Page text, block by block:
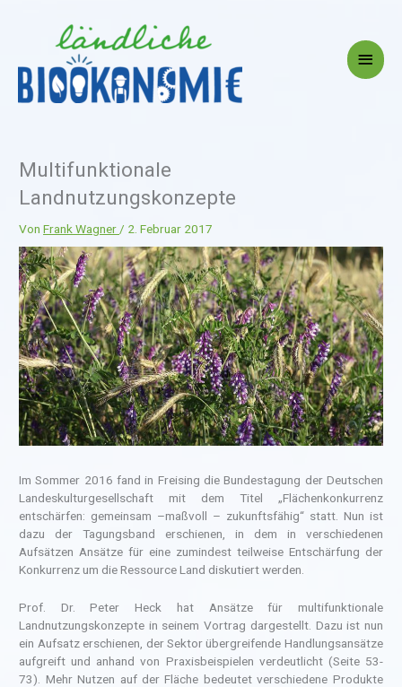
Multifunktionale
Landnutzungskonzepte
VonFrank Wagner/ 2. Februar 2017
Im Sommer 2016 fand in Freising die Bundestagung der Deutschen
Landeskulturgesellschaft mit dem Titel „Flächenkonkurrenz
entschärfen: gemeinsam –maßvoll – zukunftsfähig“ statt. Nun ist
dazu der Tagungsband erschienen, in dem in verschiedenen
Aufsätzen Ansätze für eine zumindest teilweise Entschärfung der
Konkurrenz um die Ressource Land diskutiert werden.
Prof. Dr. Peter Heck hat Ansätze für multifunktionale
Landnutzungskonzepte in seinem Vortrag dargestellt. Dazu ist nun
ein Aufsatz erschienen, der Sektor übergreifende Handlungsansätze
aufgreift und anhand von Praxisbeispielen verdeutlicht (Seite 53-
73). Mehr Nutzen auf der Fläche bedeutet verschiedene Produkte